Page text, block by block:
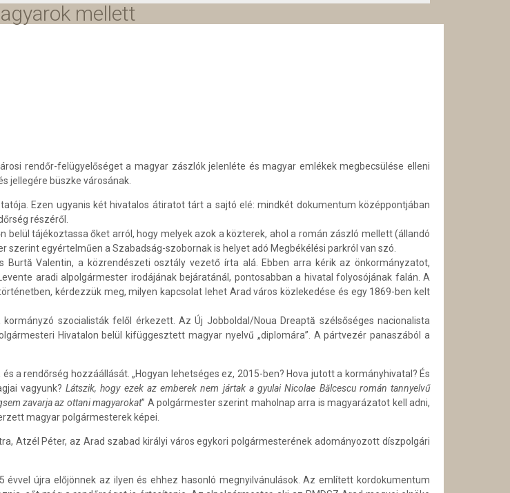
mellett
rendőr-felügyelőséget a magyar zászlók jelenléte és magyar emlékek megbecsülése elleni
jellegére büszke városának.
Ezen ugyanis két hivatalos átiratot tárt a sajtó elé: mindkét dokumentum középpontjában
részéről.
tájékoztassa őket arról, hogy melyek azok a közterek, ahol a román zászló mellett (állandó
egyértelműen a Szabadság-szobornak is helyet adó Megbékélési parkról van szó.
Valentin, a közrendészeti osztály vezető írta alá. Ebben arra kérik az önkormányzatot,
aradi alpolgármester irodájának bejáratánál, pontosabban a hivatal folyosójának falán. A
kérdezzük meg, milyen kapcsolat lehet Arad város közlekedése és egy 1869-ben kelt
szocialisták felől érkezett. Az Új Jobboldal/Noua Dreaptă szélsőséges nacionalista
Hivatalon belül kifüggesztett magyar nyelvű „diplomára”. A pártvezér panaszából a
a rendőrség hozzáállását. „Hogyan lehetséges ez, 2015-ben? Hova jutott a kormányhivatal? És
vagyunk?Látszik, hogy ezek az emberek nem jártak a gyulai Nicolae Bălcescu román tannyelvű
zavarja az ottani magyarokat” A polgármester szerint maholnap arra is magyarázatot kell adni,
magyar polgármesterek képei.
Atzél Péter, az Arad szabad királyi város egykori polgármesterének adományozott díszpolgári
újra előjönnek az ilyen és ehhez hasonló megnyilvánulások. Az említett kordokumentum